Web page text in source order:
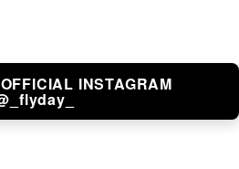
INSTAGRAM